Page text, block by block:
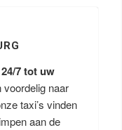
24/7 tot uw
naar
taxi’s vinden
aan de